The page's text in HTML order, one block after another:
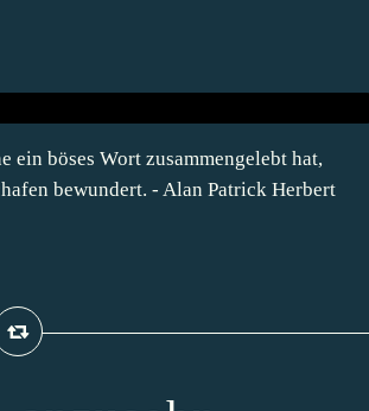
ein böses Wort zusammengelebt hat,
bewundert. - Alan Patrick Herbert